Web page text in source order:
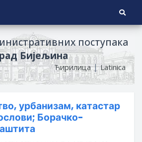
поступака
Бијељина
Ћирилица |Latinica
урбанизам, катастар
Борачко-